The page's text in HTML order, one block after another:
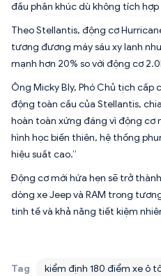
đầu phân khúc dù không tích
Theo Stellantis, động cơ
tương đương máy sáu xy lanh
mạnh hơn 20% so với động cơ
Ông Micky Bly, Phó Chủ tịch
động toàn cầu của Stellantis,
hoàn toàn xứng đáng vì động cơ
hình học biến thiên, hệ thống
hiệu suất cao.”
Động cơ mới hứa hẹn sẽ trở
dòng xe Jeep và RAM trong
tinh tế và khả năng tiết kiệm
Tag kiểm định 180 điểm xe ô